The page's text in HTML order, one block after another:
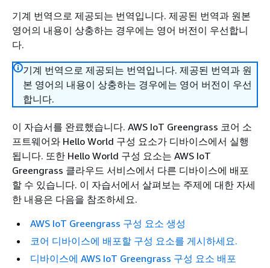
기계 번역으로 제공되는 번역입니다. 제공된 번역과 원본
영어의 내용이 상충하는 경우에는 영어 버전이 우선합니
다.
기계 번역으로 제공되는 번역입니다. 제공된 번역과 원
본 영어의 내용이 상충하는 경우에는 영어 버전이 우선
합니다.
이 자습서를 완료했습니다. AWS IoT Greengrass 코어 소
프트웨어와 Hello World 구성 요소가 디바이스에서 실행
됩니다. 또한 Hello World 구성 요소는 AWS IoT
Greengrass 클라우드 서비스에서 다른 디바이스에 배포
할 수 있습니다. 이 자습서에서 살펴보는 주제에 대한 자세
한 내용은 다음을 참조하세요.
AWS IoT Greengrass 구성 요소 생성
코어 디바이스에 배포할 구성 요소를 게시하세요.
디바이스에 AWS IoT Greengrass 구성 요소 배포